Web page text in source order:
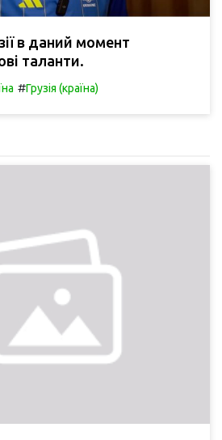
в даний момент
таланти.
#Грузія (країна)